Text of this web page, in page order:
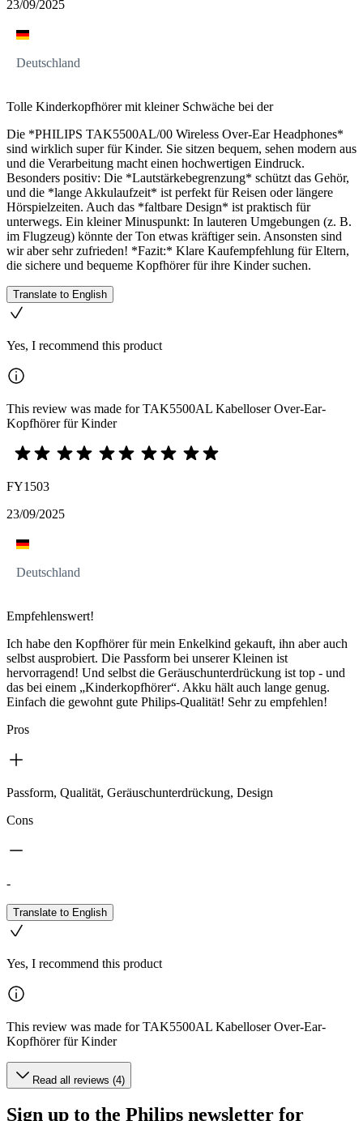
23/09/2025
Deutschland
Tolle Kinderkopfhörer mit kleiner Schwäche bei der
Die *PHILIPS TAK5500AL/00 Wireless Over-Ear Headphones*
sind wirklich super für Kinder. Sie sitzen bequem, sehen modern aus
und die Verarbeitung macht einen hochwertigen Eindruck.
Besonders positiv: Die *Lautstärkebegrenzung* schützt das Gehör,
und die *lange Akkulaufzeit* ist perfekt für Reisen oder längere
Hörspielzeiten. Auch das *faltbare Design* ist praktisch für
unterwegs. Ein kleiner Minuspunkt: In lauteren Umgebungen (z. B.
im Flugzeug) könnte der Ton etwas kräftiger sein. Ansonsten sind
wir aber sehr zufrieden! *Fazit:* Klare Kaufempfehlung für Eltern,
die sichere und bequeme Kopfhörer für ihre Kinder suchen.
Translate to English
Yes, I recommend this product
This review was made for TAK5500AL Kabelloser Over-Ear-
Kopfhörer für Kinder
FY1503
23/09/2025
Deutschland
Empfehlenswert!
Ich habe den Kopfhörer für mein Enkelkind gekauft, ihn aber auch
selbst ausprobiert. Die Passform bei unserer Kleinen ist
hervorragend! Und selbst die Geräuschunterdrückung ist top - und
das bei einem „Kinderkopfhörer“. Akku hält auch lange genug.
Einfach die gewohnt gute Philips-Qualität! Sehr zu empfehlen!
Pros
Passform, Qualität, Geräuschunterdrückung, Design
Cons
-
Translate to English
Yes, I recommend this product
This review was made for TAK5500AL Kabelloser Over-Ear-
Kopfhörer für Kinder
Read all reviews (4)
Sign up to the Philips newsletter for